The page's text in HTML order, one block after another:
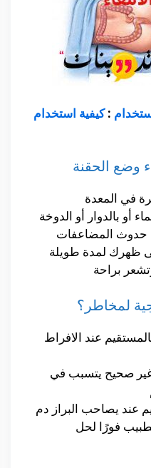
:كيفية استخدام
وضع الحقنة
في المعدة
أو بالدوار أو الدوخة
حدوث المضاعفات
ظهرك لمدة طويلة
براحة
لمخاطر؟
عند الافراط
غير صحيح يتسبب في
عند يصاحب البراز دم
فورًا لحل